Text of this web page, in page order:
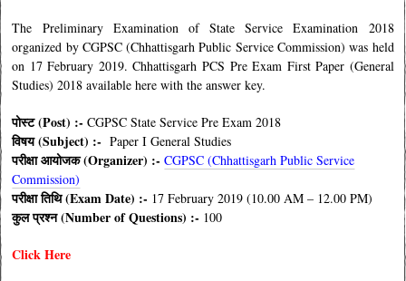
The Preliminary Examination of State Service Examination 2018
organized by CGPSC (Chhattisgarh Public Service Commission) was held
on 17 February 2019. Chhattisgarh PCS Pre Exam First Paper (General
Studies) 2018 available here with the answer key.
पोस्ट (Post) :- CGPSC State Service Pre Exam 2018
विषय (Subject) :- Paper I General Studies
परीक्षा आयोजक (Organizer) :-CGPSC (Chhattisgarh Public Service
Commission)
परीक्षा तिथि (Exam Date) :- 17 February 2019 (10.00 AM – 12.00 PM)
कुल प्रश्न (Number of Questions) :- 100
Click Here